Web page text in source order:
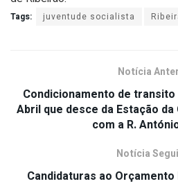
Tags: juventude socialista
Notícia
Condicionamento de
Abril que desce da Estação
com a R.
Notícia
Candidaturas ao